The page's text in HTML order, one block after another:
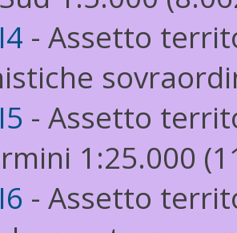
- Assetto
- Assetto
1:25.000
- Assetto